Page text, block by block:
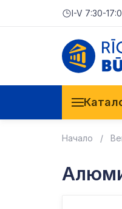
I-V 7:30-
Начало